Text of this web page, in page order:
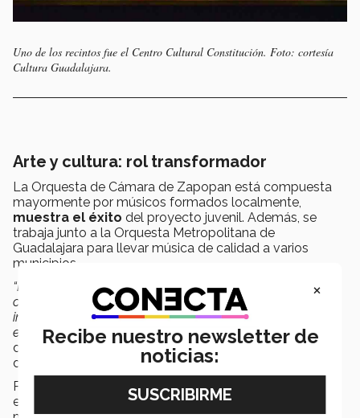
Uno de los recintos fue el Centro Cultural Constitución. Foto: cortesía
Cultura Guadalajara.
Arte y cultura: rol transformador
La Orquesta de Cámara de Zapopan está compuesta
mayormente por músicos formados localmente,
muestra el éxito del proyecto juvenil. Además, se
trabaja junto a la Orquesta Metropolitana de
Guadalajara para llevar música de calidad a varios
municipios.
“La ópera es todo el arte: tiene poesía, escritores,
compositores, músicos, cantantes, pintores, arquitectos,
ingenieros de audio; todo lo que se pueda imaginar. Y por
eso creo que esel arte más importante”, comentó Juan
de Luzco, director del Festival Internacional de Ópera
de Morelia.
Para la iniciativa es crucial que los jóvenes se involucren
en este tipo de actividades, pues no sólo se forman
×
Recibe nuestro newsletter de
noticias: